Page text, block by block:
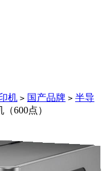
机 > 国产品牌 > 半导
600点）